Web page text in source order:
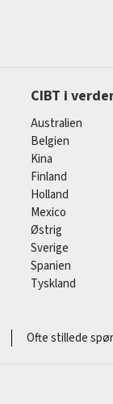
CIBT i
Australien
Belgien
Kina
Finland
Holland
Mexico
Østrig
Sverige
Spanien
Tyskland
Ofte stillede